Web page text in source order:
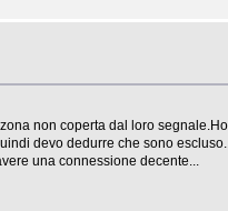
non coperta dal loro
devo dedurre che sono
una connessione decente...